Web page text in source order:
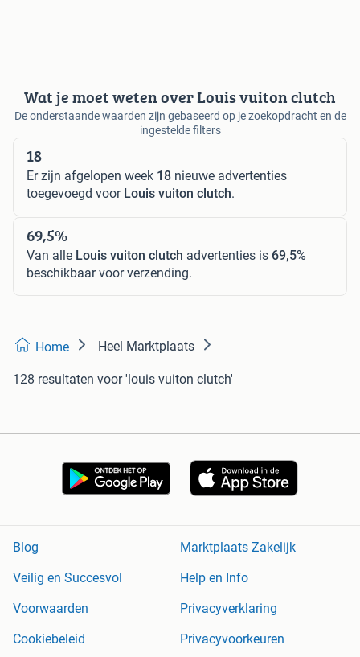
Wat je moet weten over Louis vuiton clutch
De onderstaande waarden zijn gebaseerd op je zoekopdracht en de
ingestelde filters
18
Er zijn afgelopen week 18 nieuwe advertenties
toegevoegd voor Louis vuiton clutch.
69,5%
Van alle Louis vuiton clutch advertenties is 69,5%
beschikbaar voor verzending.
Home Heel Marktplaats
128 resultaten voor 'louis vuiton clutch'
Blog
Marktplaats Zakelijk
Veilig en Succesvol
Help en Info
Voorwaarden
Privacyverklaring
Cookiebeleid
Privacyvoorkeuren